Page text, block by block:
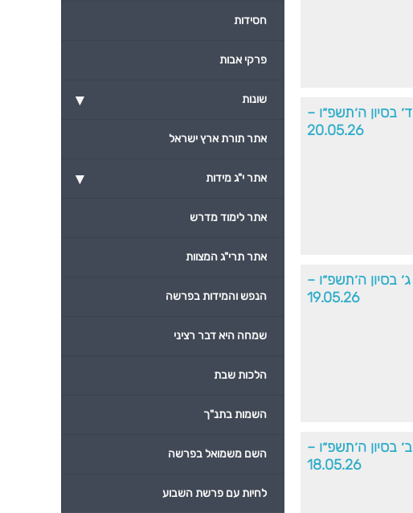
ד׳ בסיון ה׳תשפ״ו –
20.05.26
ג׳ בסיון ה׳תשפ״ו –
19.05.26
ב׳ בסיון ה׳תשפ״ו –
18.05.26
חסידות
פרקי אבות
▾ שונות
אתר תורת ארץ ישראל
▾ אתר י"ג מידות
אתר לימוד מדרש
אתר תרי"ג המצוות
הנפש והמידות בפרשה
שמחה היא דבר רציני
הלכות שבת
השמות בתנ"ך
השם משמואל בפרשה
לחיות עם פרשת השבוע